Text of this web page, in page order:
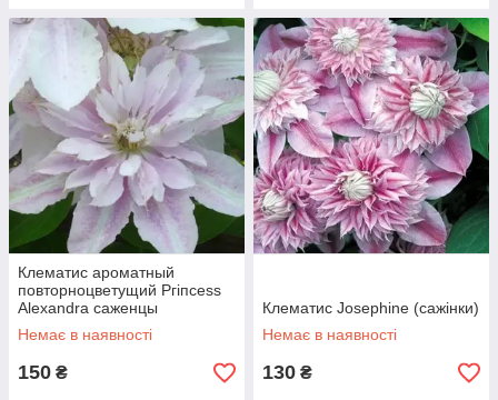
Клематис ароматный
повторноцветущий Ргіпсеѕѕ
Alexandra саженцы
(контейнер)
Немає в наявності
150 ₴
Клематис Josephine (сажінки)
Немає в наявності
130 ₴